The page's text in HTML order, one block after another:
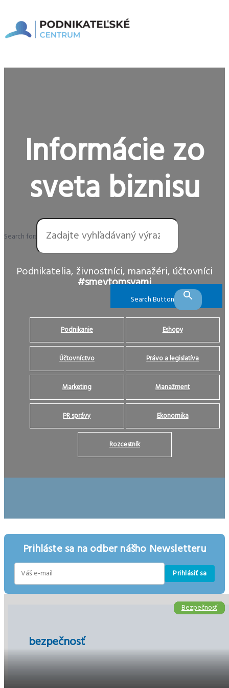
obsah
Menu
Informácie zo
sveta biznisu
Search for:
Search Button
Podnikatelia, živnostníci, manažéri, účtovníci
#smevtomsvami
Podnikanie Eshopy
Účtovníctvo Právo a legislatíva
Marketing Manažment
PR správy Ekonomika
Rozcestník
Prihláste sa na odber nášho Newsletteru
Prihlásiť sa
bezpečnosť
Ekonomika
Bezpečnosť
Bezpečnosť
Bezpečnosť
Bezpečnosť